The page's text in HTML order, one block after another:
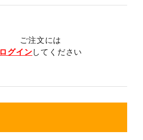
ご注文には
ログインしてください